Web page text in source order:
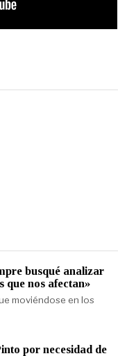
busqué analizar
que nos afectan»
moviéndose en los
por necesidad de